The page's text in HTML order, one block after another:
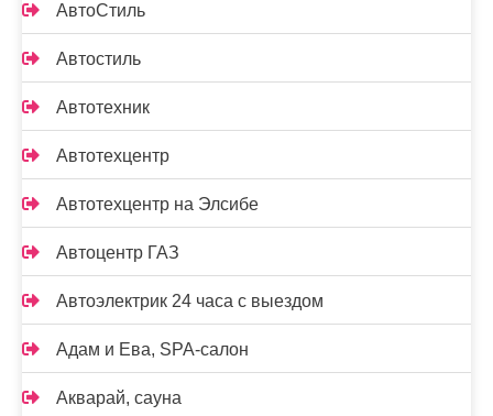
АвтоСтиль
Автостиль
Автотехник
Автотехцентр
Автотехцентр на Элсибе
Автоцентр ГАЗ
Автоэлектрик 24 часа с выездом
Адам и Ева, SPA-салон
Акварай, сауна